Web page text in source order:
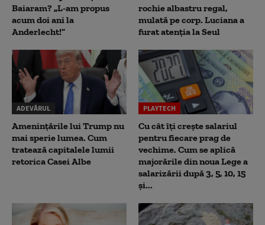
Baiaram? „L-am propus
acum doi ani la
Anderlecht!”
rochie albastru regal,
mulată pe corp. Luciana a
furat atenția la Seul
ADEVĂRUL
Amenințările lui Trump nu
mai sperie lumea. Cum
tratează capitalele lumii
retorica Casei Albe
PLAYTECH
Cu cât îți crește salariul
pentru fiecare prag de
vechime. Cum se aplică
majorările din noua Lege a
salarizării după 3, 5, 10, 15
și...